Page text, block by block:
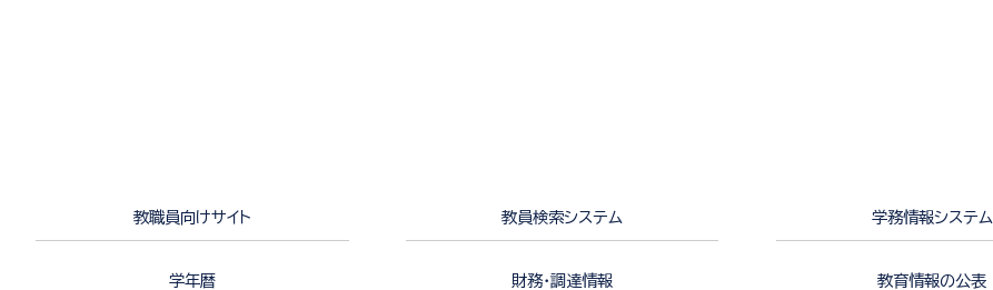
教職員向けサイト 教員検索システム 学務情報システム
学年暦 財務・調達情報 教育情報の公表